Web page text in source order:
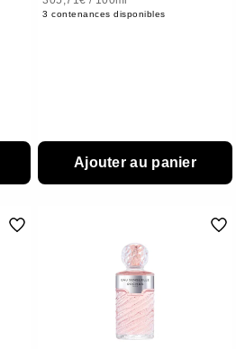
3 contenances disponibles
Ajouter au panier